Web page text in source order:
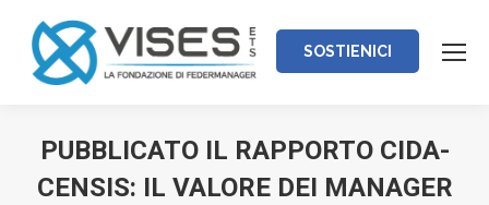
SOSTIENICI
PUBBLICATO IL RAPPORTO CIDA-
CENSIS: IL VALORE DEI MANAGER